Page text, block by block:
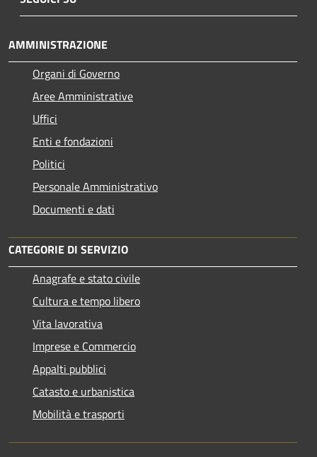
AMMINISTRAZIONE
Organi di Governo
Aree Amministrative
Uffici
Enti e fondazioni
Politici
Personale Amministrativo
Documenti e dati
CATEGORIE DI SERVIZIO
Anagrafe e stato civile
Cultura e tempo libero
Vita lavorativa
Imprese e Commercio
Appalti pubblici
Catasto e urbanistica
Mobilità e trasporti